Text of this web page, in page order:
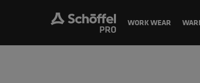
WORK WEAR